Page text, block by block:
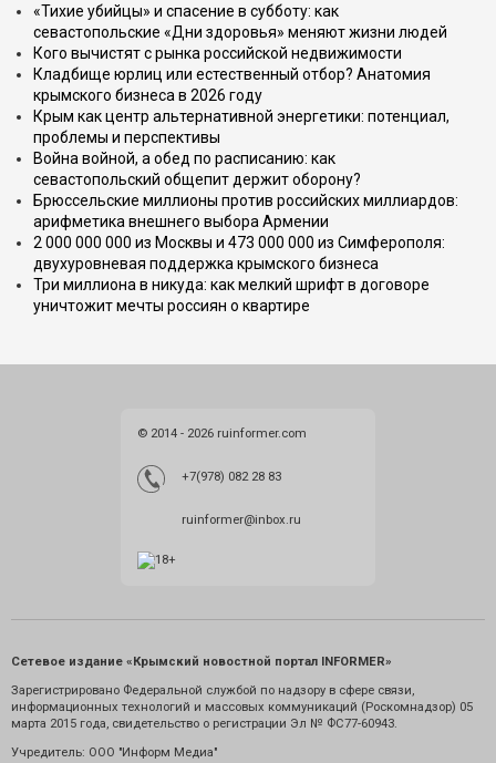
«Тихие убийцы» и спасение в субботу: как
севастопольские «Дни здоровья» меняют жизни людей
Кого вычистят с рынка российской недвижимости
Кладбище юрлиц или естественный отбор? Анатомия
крымского бизнеса в 2026 году
Крым как центр альтернативной энергетики: потенциал,
проблемы и перспективы
Война войной, а обед по расписанию: как
севастопольский общепит держит оборону?
Брюссельские миллионы против российских миллиардов:
арифметика внешнего выбора Армении
2 000 000 000 из Москвы и 473 000 000 из Симферополя:
двухуровневая поддержка крымского бизнеса
Три миллиона в никуда: как мелкий шрифт в договоре
уничтожит мечты россиян о квартире
© 2014 - 2026 ruinformer.com
+7(978) 082 28 83
ruinformer@inbox.ru
Сетевое издание «Крымский новостной портал INFORMER»
Зарегистрировано Федеральной службой по надзору в сфере связи,
информационных технологий и массовых коммуникаций (Роскомнадзор) 05
марта 2015 года, свидетельство о регистрации Эл № ФС77-60943.
Учредитель: ООО "Информ Медиа"